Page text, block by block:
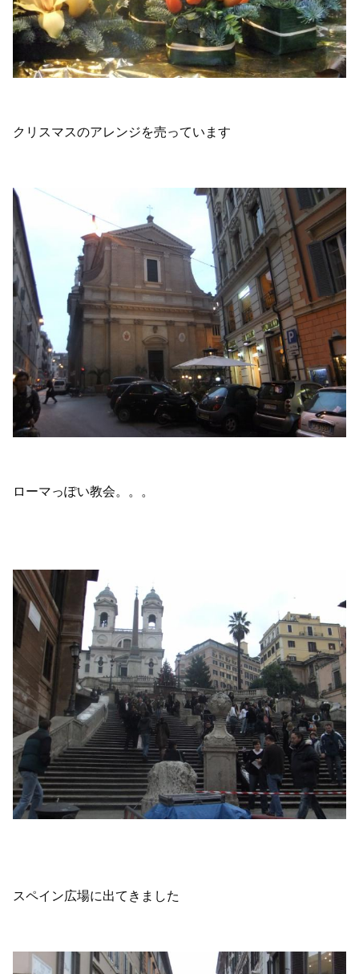
クリスマスのアレンジを売っています
ローマっぽい教会。。。
スペイン広場に出てきました